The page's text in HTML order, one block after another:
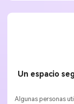
Un espacio
Algunas personas